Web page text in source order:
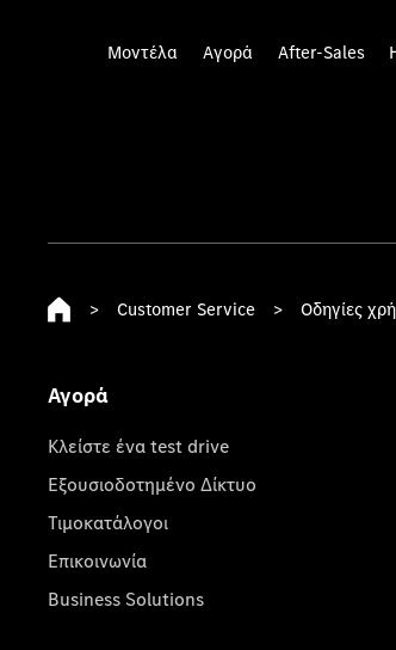
Μοντέλα Αγορά After-Sales
> Customer Service > Οδηγίες
Αγορά
Κλείστε ένα test drive
Εξουσιοδοτημένο Δίκτυο
Τιμοκατάλογοι
Επικοινωνία
Business Solutions